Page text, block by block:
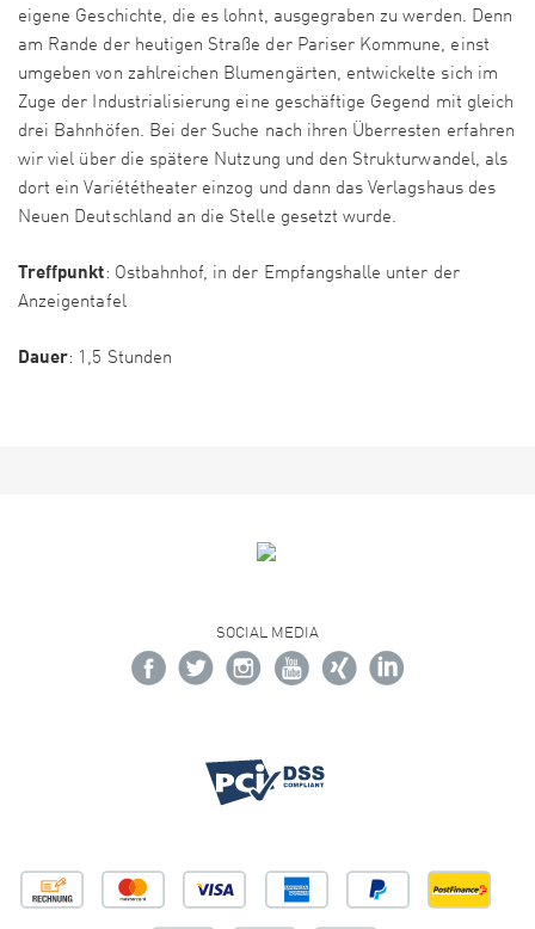
eigene Geschichte, die es lohnt, ausgegraben zu werden. Denn
am Rande der heutigen Straße der Pariser Kommune, einst
umgeben von zahlreichen Blumengärten, entwickelte sich im
Zuge der Industrialisierung eine geschäftige Gegend mit gleich
drei Bahnhöfen. Bei der Suche nach ihren Überresten erfahren
wir viel über die spätere Nutzung und den Strukturwandel, als
dort ein Variététheater einzog und dann das Verlagshaus des
Neuen Deutschland an die Stelle gesetzt wurde.
Treffpunkt: Ostbahnhof, in der Empfangshalle unter der
Anzeigentafel
Dauer: 1,5 Stunden
SOCIAL MEDIA